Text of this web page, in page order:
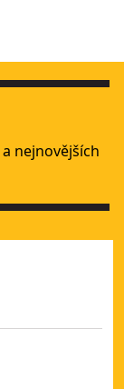
nejnovějších